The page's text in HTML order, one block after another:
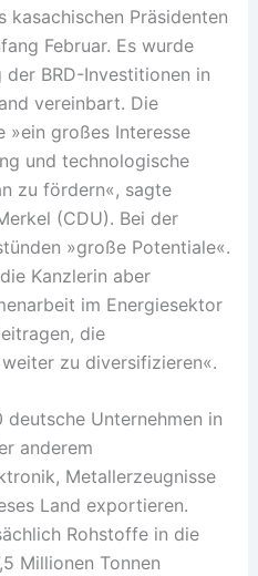
kasachischen Präsidenten
Februar. Es wurde
BRD-Investitionen in
vereinbart. Die
»ein großes Interesse
und technologische
zu fördern«, sagte
(CDU). Bei der
»große Potentiale«.
Kanzlerin aber
im Energiesektor
die
zu diversifizieren«.
Unternehmen in
anderem
Metallerzeugnisse
Land exportieren.
Rohstoffe in die
Millionen Tonnen